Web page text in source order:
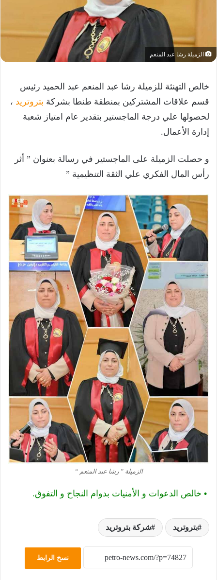
الزميلة رشا عبد المنعم
خالص التهنئة للزميلة رشا عبد المنعم عبد الحميد رئيس
قسم علاقات المشتركين بمنطقة طنطا بشركة بتروتريد ،
لحصولها علي درجة الماجستير بتقدير عام امتياز شعبة
إدارة الأعمال.
و حصلت الزميلة على الماجستير في رسالة بعنوان ” أثر
رأس المال الفكري علي الثقة التنظيمية ”
الزميلة ” رشا عبد المنعم “
• خالص الدعوات و الأمنيات بدوام النجاح و التفوق.
بتروتريد شركة بتروتريد
نسخ الرابط